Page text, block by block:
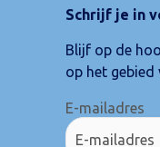
Schrijf je in
Blijf op de
op het
E-mailadres